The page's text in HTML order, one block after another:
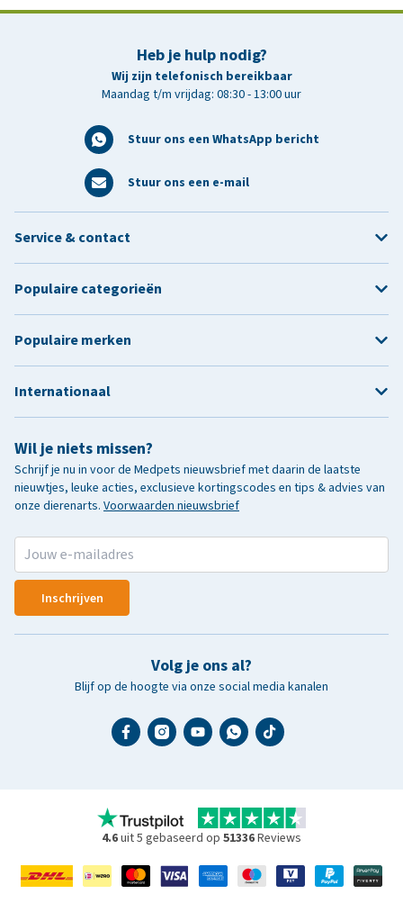
Heb je hulp nodig?
Wij zijn telefonisch bereikbaar
Maandag t/m vrijdag: 08:30 - 13:00 uur
Stuur ons een WhatsApp bericht
Stuur ons een e-mail
Wil je niets missen?
Schrijf je nu in voor de Medpets nieuwsbrief met daarin de laatste
nieuwtjes, leuke acties, exclusieve kortingscodes en tips & advies van
onze dierenarts. Voorwaarden nieuwsbrief
Inschrijven
Volg je ons al?
Blijf op de hoogte via onze social media kanalen
Service & contact
Populaire categorieën
Populaire merken
Internationaal
4.6uit 5 gebaseerd op 51336Reviews